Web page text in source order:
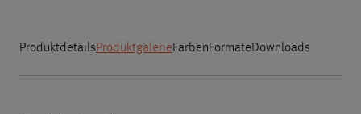
ProduktdetailsProduktgalerieFarbenFormateDownloads